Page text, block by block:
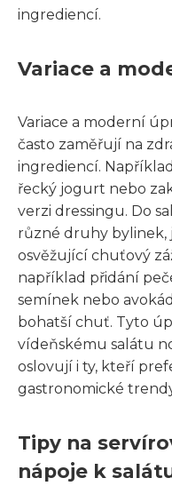
ingrediencí.
Variace a
Variace a moderní
často zaměřují na
ingrediencí.
řecký jogurt nebo
verzi dressingu. Do
různé druhy bylinek,
osvěžující chuťový
například přidání
semínek nebo
bohatší chuť. Tyto
vídeňskému salátu
oslovují i ty, kteří
gastronomické
Tipy na
nápoje k